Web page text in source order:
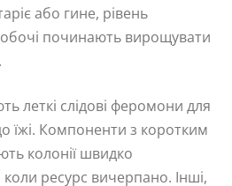
або гине, рівень
починають вирощувати
леткі слідові феромони для
їжі. Компоненти з коротким
колонії швидко
ресурс вичерпано. Інші,